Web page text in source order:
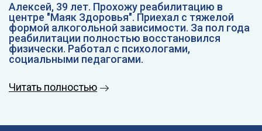
Алексей, 39 лет. Прохожу реабилитацию в
центре "Маяк Здоровья". Приехал с тяжелой
формой алкогольной зависимости. За пол года
реабилитации полностью восстановился
физически. Работал с психологами,
социальными педагогами.
Читать полностью